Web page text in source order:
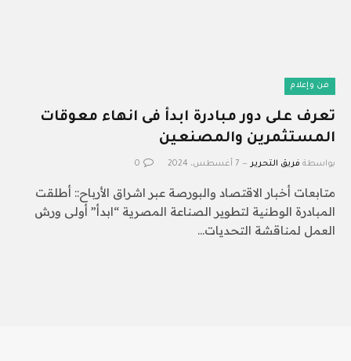
فن وإعلام
تعرف على دور مبادرة ابدأ فى انهاء معوقات
المستثمرين والمصنعين
بواسطة فريق التحرير 7 أغسطس، 2024 0
متابعات أخبار الاقتصاد والبورصة عبر اشراق الأرباح:: أطلقت
المبادرة الوطنية لتطوير الصناعة المصرية “ابدأ” أولى ورش
العمل لمناقشة التحديات…